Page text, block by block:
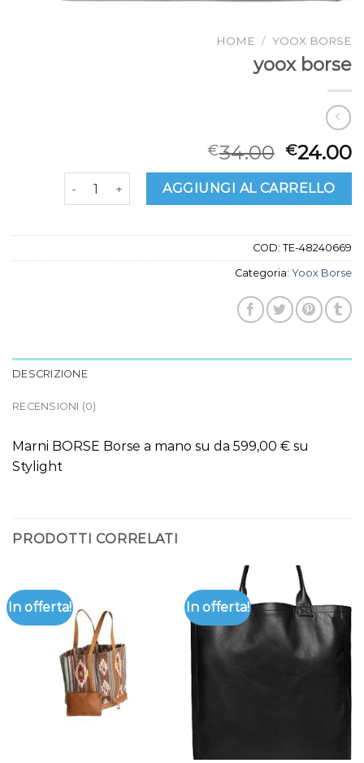
HOME / YOOX BORSE
yoox borse
€34.00 €24.00
yoox borse quantitàAGGIUNGI AL CARRELLO
COD: TE-48240669
Categoria: Yoox Borse
DESCRIZIONE
RECENSIONI (0)
Marni BORSE Borse a mano su da 599,00 € su
Stylight
PRODOTTI CORRELATI
In offerta! In offerta!